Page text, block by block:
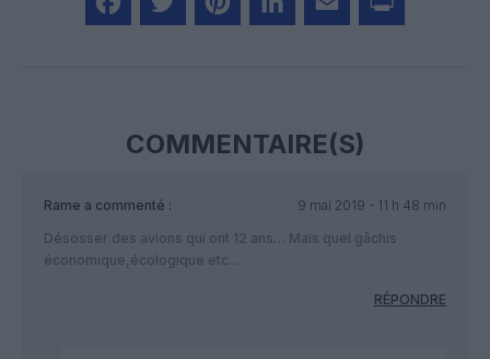
COMMENTAIRE(S)
Rame a commenté :
9 mai 2019 - 11 h 48 min
Désosser des avions qui ont 12 ans… Mais quel gâchis
économique,écologique etc…
RÉPONDRE